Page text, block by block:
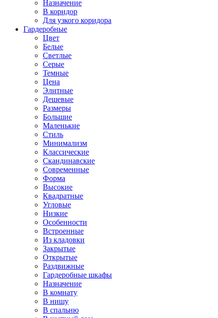
Назначение
В коридор
Для узкого коридора
Гардеробные
Цвет
Белые
Светлые
Серые
Темные
Цена
Элитные
Дешевые
Размеры
Большие
Маленькие
Стиль
Минимализм
Классические
Скандинавские
Современные
Форма
Высокие
Квадратные
Угловые
Низкие
Особенности
Встроенные
Из кладовки
Закрытые
Открытые
Раздвижные
Гардеробные шкафы
Назначение
В комнату
В нишу
В спальню